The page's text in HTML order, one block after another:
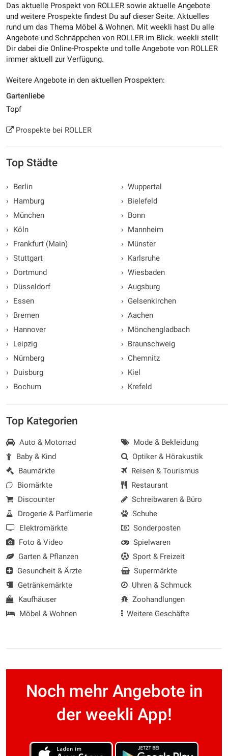
Das aktuelle Prospekt von ROLLER sowie aktuelle Angebote
und weitere Prospekte findest Du auf dieser Seite. Aktuelles
rund um das Thema Möbel & Wohnen. Mit weekli hast Du alle
Angebote und Schnäppchen von ROLLER im Blick. weekli stellt
Dir dabei die Online-Prospekte und tolle Angebote von ROLLER
immer aktuell zur Verfügung.
Weitere Angebote in den aktuellen Prospekten:
Gartenliebe
Topf
Prospekte bei ROLLER
Top Städte
›
Berlin
›
Hamburg
›
München
›
Köln
›
Frankfurt (Main)
› Stuttgart
›
Dortmund
›
Düsseldorf
›
Essen
›
Bremen
›
Hannover
›
Leipzig
›
Nürnberg
›
Duisburg
›
Bochum
› Wuppertal
› Bielefeld
› Bonn
› Mannheim
› Münster
› Karlsruhe
› Wiesbaden
› Augsburg
› Gelsenkirchen
› Aachen
› Mönchengladbach
› Braunschweig
› Chemnitz
› Kiel
› Krefeld
Top Kategorien
Auto & Motorrad
Baby & Kind
Baumärkte
Biomärkte
Discounter
Drogerie & Parfümerie
Elektromärkte
Foto & Video
Garten & Pflanzen
Gesundheit & Ärzte
Getränkemärkte
Kaufhäuser
Möbel & Wohnen
Mode & Bekleidung
Optiker & Hörakustik
Reisen & Tourismus
Restaurant
Schreibwaren & Büro
Schuhe
Sonderposten
Spielwaren
Sport & Freizeit
Supermärkte
Uhren & Schmuck
Zoohandlungen
Weitere Geschäfte
Noch mehr Angebote in
der weekli App!